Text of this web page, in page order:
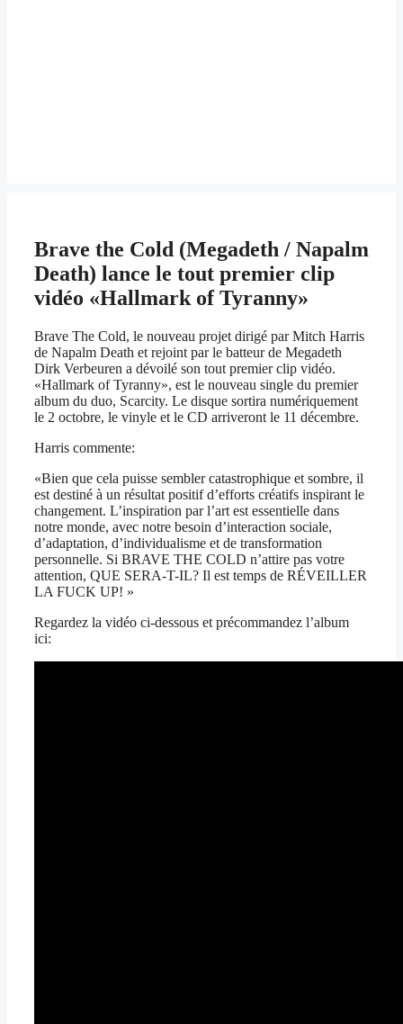
Brave the Cold (Megadeth / Napalm
Death) lance le tout premier clip
vidéo «Hallmark of Tyranny»
Brave The Cold, le nouveau projet dirigé par Mitch Harris
de Napalm Death et rejoint par le batteur de Megadeth
Dirk Verbeuren a dévoilé son tout premier clip vidéo.
«Hallmark of Tyranny», est le nouveau single du premier
album du duo, Scarcity. Le disque sortira numériquement
le 2 octobre, le vinyle et le CD arriveront le 11 décembre.
Harris commente:
«Bien que cela puisse sembler catastrophique et sombre, il
est destiné à un résultat positif d’efforts créatifs inspirant le
changement. L’inspiration par l’art est essentielle dans
notre monde, avec notre besoin d’interaction sociale,
d’adaptation, d’individualisme et de transformation
personnelle. Si BRAVE THE COLD n’attire pas votre
attention, QUE SERA-T-IL? Il est temps de RÉVEILLER
LA FUCK UP! »
Regardez la vidéo ci-dessous et précommandez l’album
ici: